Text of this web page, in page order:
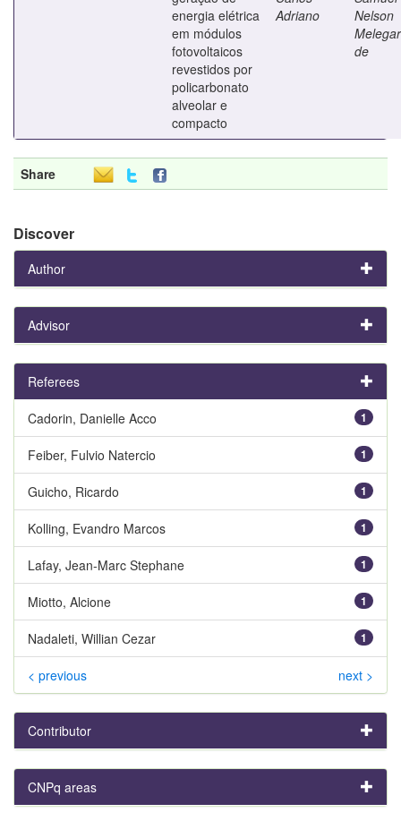
energia elétrica
em módulos
fotovoltaicos
revestidos por
policarbonato
alveolar e
compacto
Adriano
Nelson
de
Share
Discover
Author
Advisor
Referees
1
Cadorin, Danielle Acco
1
Feiber, Fulvio Natercio
1
Guicho, Ricardo
1
Kolling, Evandro Marcos
1
Lafay, Jean-Marc Stephane
1
Miotto, Alcione
1
Nadaleti, Willian Cezar
< previous next >
Contributor
CNPq areas